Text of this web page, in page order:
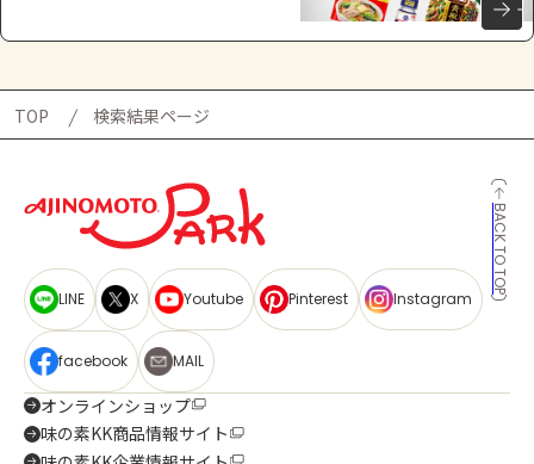
TOP 検索結果ページ
BACK TO TOP
LINE X Youtube Pinterest Instagram
facebook MAIL
オンラインショップ
味の素KK商品情報サイト